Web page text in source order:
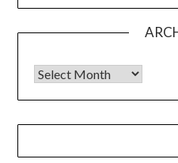
Archives